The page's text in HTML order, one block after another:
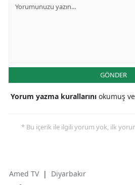
GÖNDER
Yorum yazma kurallarını okumuş ve
* Bu içerik ile ilgili yorum yok, ilk
Amed TV | Diyarbakır